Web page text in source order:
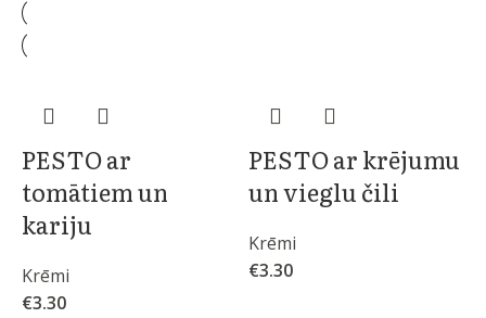
PESTO ar
tomātiem un
kariju
Krēmi
€3.30
PESTO ar krējumu
un vieglu čili
Krēmi
€3.30